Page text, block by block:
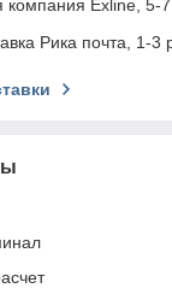
компания Exline, 5-
Рика почта, 1-3